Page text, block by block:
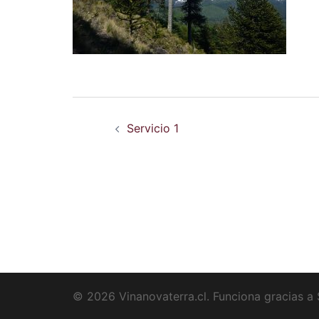
Servicio 1
© 2026 Vinanovaterra.cl. Funciona gracias a